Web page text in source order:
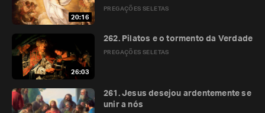
20:16
PREGAÇÕES SELETAS
26:03
PREGAÇÕES SELETAS
262. Pilatos e o tormento da Verdade
261. Jesus desejou ardentemente se
unir a nós